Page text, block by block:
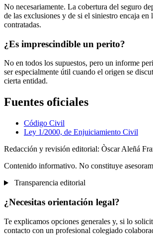
No necesariamente. La cobertura del seguro
de las exclusiones y de si el siniestro encaja en
contratadas.
¿Es imprescindible un perito?
No en todos los supuestos, pero un informe
ser especialmente útil cuando el origen se
cierta entidad.
Fuentes oficiales
Código Civil
Ley 1/2000, de Enjuiciamiento Civil
Redacción y revisión editorial: Òscar Aleñá
Contenido informativo. No constituye
Transparencia editorial
¿Necesitas orientación legal?
Te explicamos opciones generales y, si lo
contacto con un profesional colegiado